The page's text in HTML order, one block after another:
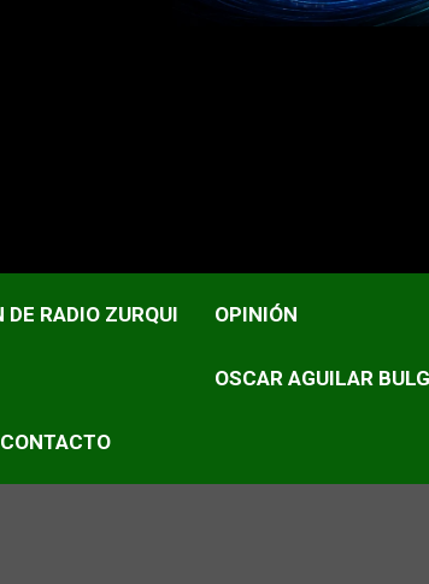
DE RADIO ZURQUI OPINIÓN
OSCAR AGUILAR
CONTACTO
traslado de la UEI a Seguridad Pública